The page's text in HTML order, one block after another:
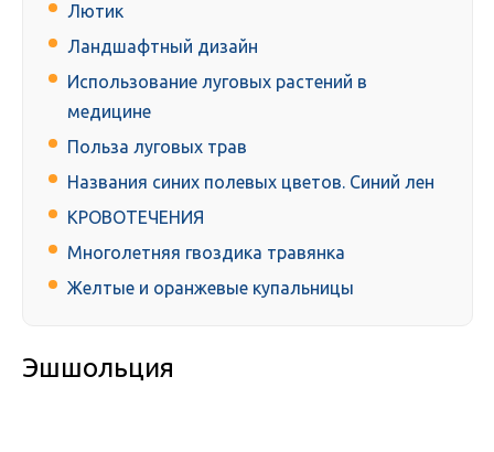
Лютик
Ландшафтный дизайн
Использование луговых растений в
медицине
Польза луговых трав
Названия синих полевых цветов. Синий лен
КРОВОТЕЧЕНИЯ
Многолетняя гвоздика травянка
Желтые и оранжевые купальницы
Эшшольция